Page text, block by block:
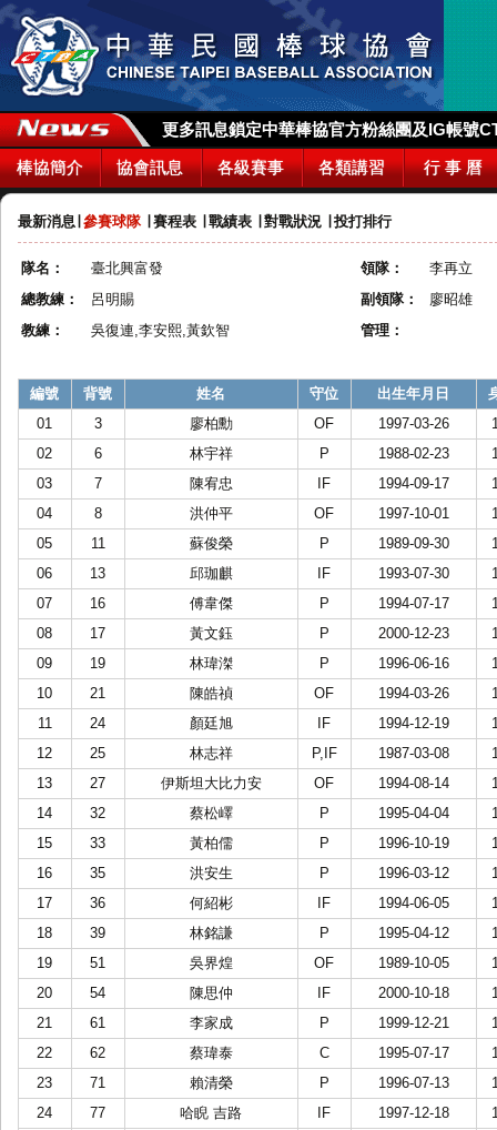
更多訊息鎖定中華棒協官方粉絲團及IG帳號
棒協簡介 協會訊息 各級賽事 各類講習 行 事 曆
最新消息 參賽球隊∣ 賽程表 戰績表 對戰狀況 投打排行
隊名： 臺北興富發 領隊：
李再立
總教練：
呂明賜 副領隊：
廖昭雄
教練：
吳復連,李安熙,黃欽智 管理：
編號 背號 姓名 守位 出生年月日
01
3 廖柏勳 OF 1997-03-26
02
6 林宇祥 P 1988-02-23
03
7 陳宥忠 IF 1994-09-17
04
8 洪仲平 OF 1997-10-01
05
11 蘇俊榮 P 1989-09-30
06
13 邱珈麒 IF 1993-07-30
07
16 傅韋傑 P 1994-07-17
08
17 黃文鈺 P 2000-12-23
09
19 林瑋滐 P 1996-06-16
10
21 陳皓禎 OF 1994-03-26
11
24 顏廷旭 IF 1994-12-19
12
25 林志祥 P,IF 1987-03-08
13
27 伊斯坦大比力安 OF 1994-08-14
14
32 蔡松嶧 P 1995-04-04
15
33 黃柏儒 P 1996-10-19
16
35 洪安生 P 1996-03-12
17
36 何紹彬 IF 1994-06-05
18
39 林銘謙 P 1995-04-12
19
51 吳界煌 OF 1989-10-05
20
54 陳思仲 IF 2000-10-18
21
61 李家成 P 1999-12-21
22
62 蔡瑋泰 C 1995-07-17
23
71 賴清榮 P 1996-07-13
24
77 哈睨 吉路 IF 1997-12-18